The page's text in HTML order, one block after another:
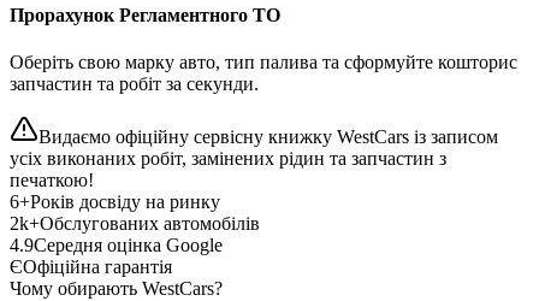
Прорахунок Регламентного ТО
Оберіть свою марку авто, тип палива та сформуйте кошторис
запчастин та робіт за секунди.
Видаємо офіційну сервісну книжку WestCars із записом
усіх виконаних робіт, замінених рідин та запчастин з
печаткою!
6+Років досвіду на ринку
2k+Обслугованих автомобілів
4.9Середня оцінка Google
ЄОфіційна гарантія
Чому обирають WestCars?